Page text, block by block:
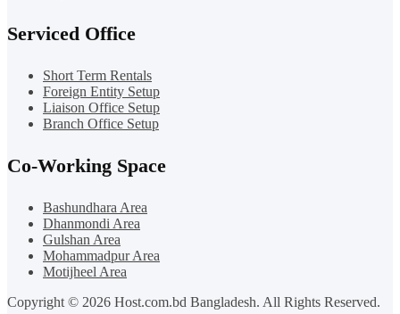
Serviced Office
Short Term Rentals
Foreign Entity Setup
Liaison Office Setup
Branch Office Setup
Co-Working Space
Bashundhara Area
Dhanmondi Area
Gulshan Area
Mohammadpur Area
Motijheel Area
Copyright © 2026 Host.com.bd Bangladesh. All Rights Reserved.